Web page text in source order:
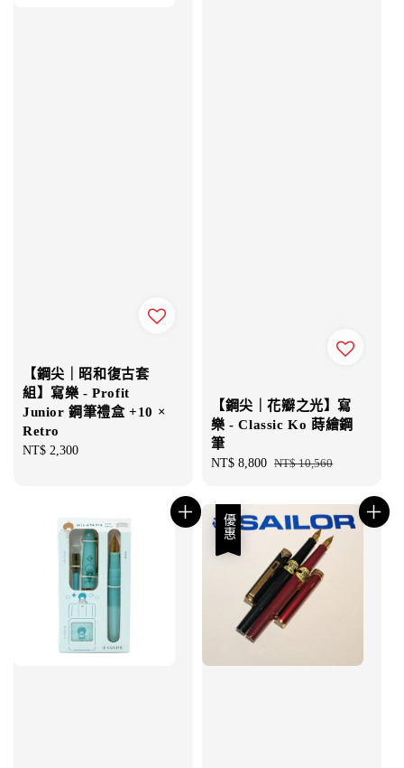
【鋼尖｜昭和復古套
組】寫樂 - Profit
Junior 鋼筆禮盒 +10 ×
Retro
Regular
NT$ 2,300
【鋼尖｜花瓣之光】寫
樂 - Classic Ko 蒔繪鋼
筆
Sale
NT$ 8,800 Regular
NT$ 10,560
優惠